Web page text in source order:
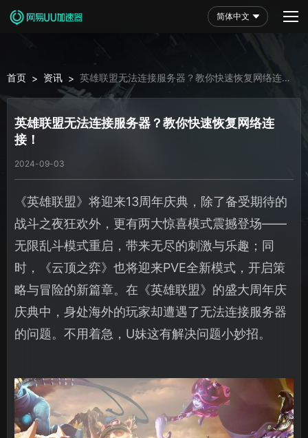
简体中文
首页 > 资讯 > 英雄联盟无法连接服务器？教你快速恢复网络连
接！
英雄联盟无法连接服务器？教你快速恢复网络连
接！
2024-09-03
《英雄联盟》将迎来13周年庆典，除了备受期待的
战斗之夜狂欢外，更有两大惊喜模式震撼登场——
无限乱斗模式重启，带来无尽的刺激与乐趣；同
时，《云顶之弈》也将迎来PVE全新模式，开启策
略与冒险的新篇章。在《英雄联盟》的盛大周年庆
庆典中，身处海外的玩家却遭遇了无法连接服务器
的问题。不用着急，U妹这有解决问题小妙招。